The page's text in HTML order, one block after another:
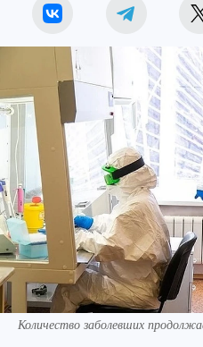
Количество заболевших